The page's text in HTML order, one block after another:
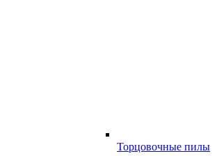
Торцовочные пилы